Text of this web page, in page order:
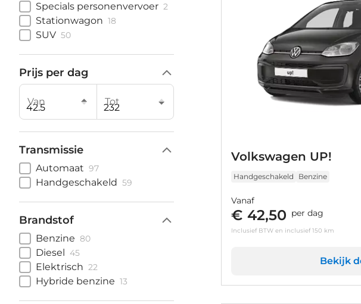
Specials personenvervoer 2
Stationwagon 18
SUV 50
Prijs per dag
Van Tot
Transmissie
Automaat 97
Handgeschakeld 59
Brandstof
Benzine 80
Diesel 45
Elektrisch 22
Hybride benzine 13
Volkswagen UP!
Handgeschakeld Benzine
Vanaf
€ 42,50 per dag
Inclusief BTW en inclusief 150 km
Bekijk